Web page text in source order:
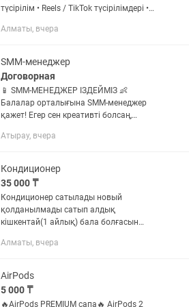
түсірілім • Reels / TikTok түсірілімдері •
және коммерциялық түсірілім • Сапалы
Алматы, вчера
SMM-менеджер
Договорная
📱 SMM-МЕНЕДЖЕР ІЗДЕЙМІЗ 👶
Балалар орталығына SMM-менеджер
қажет! Егер сен креативті болсаң,
ұнаса — біз сені күтеміз! 💛 ✨ БІЗ СІЗГЕ
Атырау, вчера
Кондиционер
35 000 ₸
Кондиционер сатылады новый
қолданылмады сатып алдық
кішкентай(1 айлық) бала болғасын
соғады. Су құйылады және мұз
алынған - 35.000 ке...
Алматы, вчера
AirPods
5 000 ₸
🔥AirPods PREMIUM сапа🔥 AirPods 2